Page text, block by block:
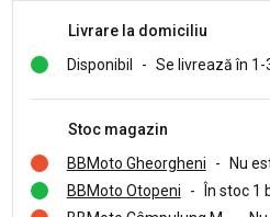
Livrare la domiciliu
Disponibil
- Se livrează în 1-
Stoc magazin
BBMoto Gheorgheni
-
Nu
BBMoto Otopeni
-
În stoc 1